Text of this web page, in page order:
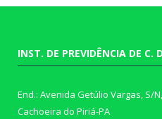
INST. DE PREVIDÊNCIA DE C.
End.: Avenida Getúlio Vargas, S/
Cachoeira do Piriá-PA